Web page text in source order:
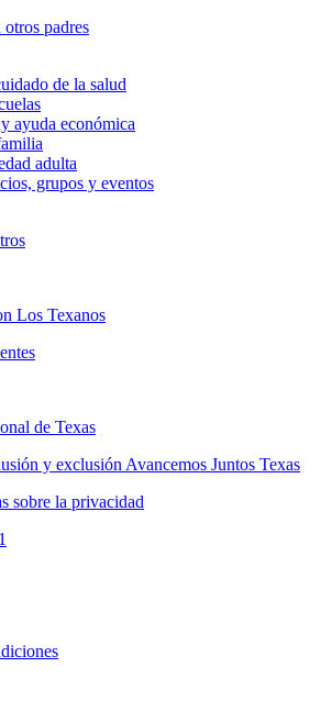
padres
de la salud
ayuda económica
adulta
grupos y eventos
Los Texanos
de Texas
y exclusión Avancemos Juntos Texas
sobre la privacidad